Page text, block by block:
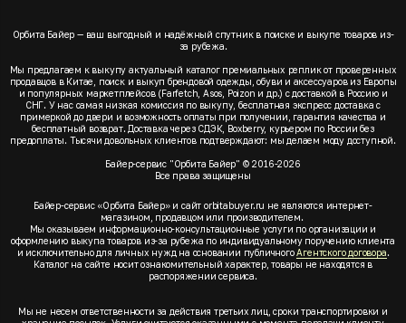
Орбита Байер — ваш выгодный и надёжный спутник в поиске и выкупе товаров из-
за рубежа.
Мы предлагаем к выкупу актуальный каталог премиальных реплик от проверенных
продавцов в Китае, поиск и выкуп брендовой одежды, обуви и аксессуаров из Европы
и популярных маркетплейсов (Farfetch, Asos, Poizon и др.) с доставкой в Россию и
СНГ. У нас самая низкая комиссия по выкупу, бесплатная экспресс доставка с
примеркой до двери и возможность оплаты при получении, гарантия качества и
бесплатный возврат. Доставка через СДЭК, Boxberry, курьером по России без
предоплаты. Тысячи довольных клиентов подтверждают: мы делаем моду доступной.
Байер-сервис "Орбита Байер" © 2016-2026
Все права защищены
Байер-сервис «Орбита Байер» и сайт orbitabuyer.ru не являются интернет-
магазином, продавцом или производителем.
Мы оказываем информационно-консультационные услуги по организации и
оформлению выкупа товаров из-за рубежа по индивидуальному поручению клиента
и исключительно для личных нужд на основании публичногоАгентского договора.
Каталог на сайте носит ознакомительный характер, товары не находятся в
распоряжении сервиса.
Мы не несем ответственности за действия третьих лиц, сроки транспортировки и